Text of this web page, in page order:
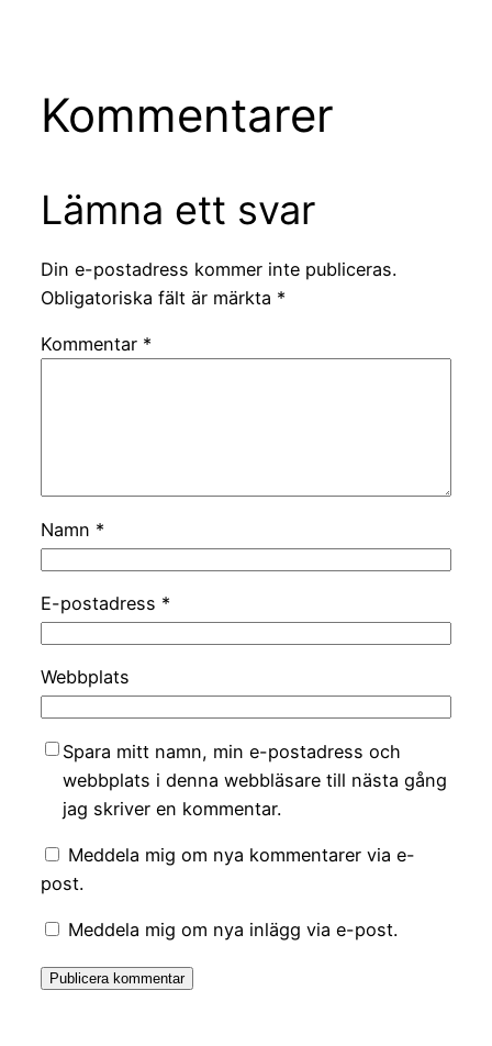
Kommentarer
Lämna ett svar
Din e-postadress kommer inte publiceras.
Obligatoriska fält är märkta *
Kommentar *
Namn *
E-postadress *
Webbplats
Spara mitt namn, min e-postadress och
webbplats i denna webbläsare till nästa gång
jag skriver en kommentar.
Meddela mig om nya kommentarer via e-
post.
Meddela mig om nya inlägg via e-post.